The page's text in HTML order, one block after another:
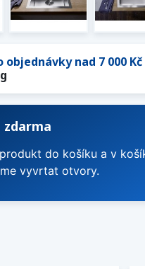
nad 7 000 Kč
do košíku a v
vyvrtat otvory.